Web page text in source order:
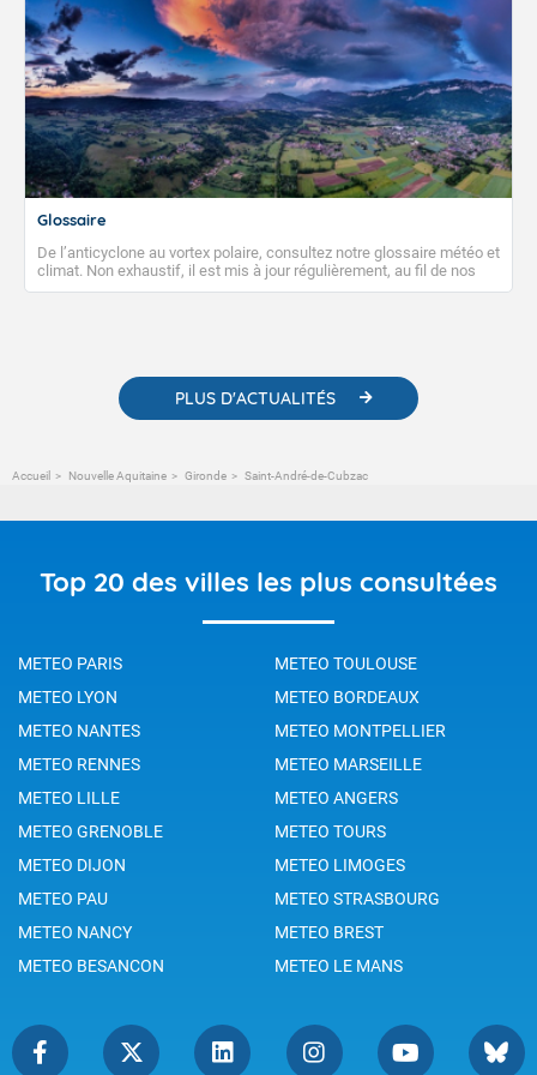
Glossaire
De l’anticyclone au vortex polaire, consultez notre glossaire météo et
climat. Non exhaustif, il est mis à jour régulièrement, au fil de nos
publications. Vous y trouverez également des liens utiles vers nos
PLUS D'ACTUALITÉS
Accueil Nouvelle Aquitaine Gironde Saint-André-de-Cubzac
Top 20 des villes les plus consultées
METEO PARIS
METEO TOULOUSE
METEO LYON
METEO BORDEAUX
METEO NANTES
METEO MONTPELLIER
METEO RENNES
METEO MARSEILLE
METEO LILLE
METEO ANGERS
METEO GRENOBLE
METEO TOURS
METEO DIJON
METEO LIMOGES
METEO PAU
METEO STRASBOURG
METEO NANCY
METEO BREST
METEO BESANCON
METEO LE MANS